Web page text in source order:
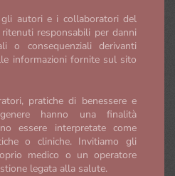
autori e i collaboratori del
responsabili per danni
o consequenziali derivanti
informazioni fornite sul sito
pratiche di benessere e
hanno una finalità
essere interpretate come
o cliniche. Invitiamo gli
medico o un operatore
legata alla salute.